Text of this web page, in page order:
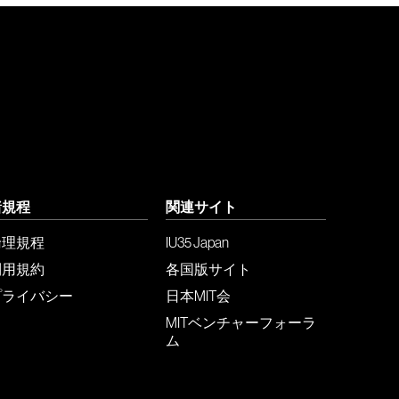
程
規程
規約
イバシー
関連サイト
IU35 Japan
各国版サイト
日本MIT会
MITベンチャーフォーラ
ム